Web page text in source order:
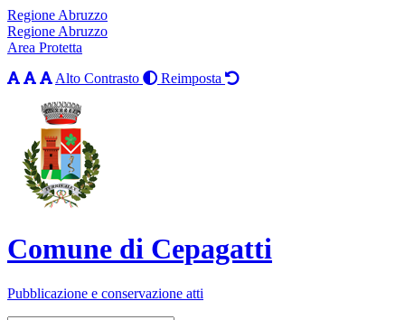
Regione Abruzzo
Regione Abruzzo
Area Protetta
Alto Contrasto
Reimposta
Comune di Cepagatti
Pubblicazione e conservazione atti